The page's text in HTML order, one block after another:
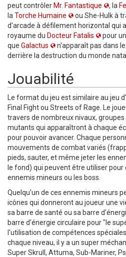
peut contrôler Mr. Fantastique , la
la Torche Humaine
ou She-Hulk à
d'arcade à défilement horizontal qui
royaume du Docteur Fatalis
pour
que Galactus
n'apparaît pas dans
derrière la destruction du monde natal
Jouabilité
Le format du jeu est similaire au jeu
Final Fight ou Streets of Rage. Le
travers de nombreux nivaux,
mutants qui apparaîtront à chaque
pour pouvoir avancer. Chaque
mouvements de combat variés
pieds, sauter, et même jeter les
le fond) qui peuvent être utiliser
ennemis mineurs ou les boss.
Quelqu'un de ces ennemis mineurs
icônes qui donneront au joueur une
sa barre de santé ou sa barre
barre d'énergie circulaire pour "le
l'utilisation de compétences
chaque niveau, il y a un super
Super Skrull, Attuma, Sub-Mariner,